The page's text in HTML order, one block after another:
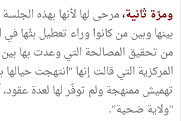
ومرّة ثانية،مرحى لها لأنها بهذه
بينها وبين من كانوا وراء تعطيل بثّها في
من تحقيق المصالحة التي وعدت بها بين
المركزية التي قالت إنها "انتهجت
تهميش ممنهجة ولم توفّر لها لعدة
"ولاية ضحية".